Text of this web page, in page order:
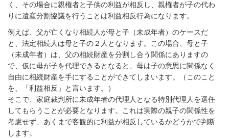
く、その場合に親権者と子供の利益が相反し、親権者が子の代わ
りに遺産分割協議を行うことは利益相反行為になります。
例えば、父が亡くなり相続人が母と子（未成年者）のケースだ
と、法定相続人は母と子の２人となります。この場合、母と子
（未成年者）は、父の相続財産を分割し合う関係にありますの
で、仮に母が子を代理できるとなると、母は子の意思に関係なく
自由に相続財産を手にすることができてしまいます。（このこと
を、「利益相反」と言います。）
そこで、家庭裁判所に未成年者の代理人となる特別代理人を選任
してもらうことが必要となります。これは実際の親子の関係性を
考慮せず、あくまで客観的に利益が相反しているかどうかで判断
します。